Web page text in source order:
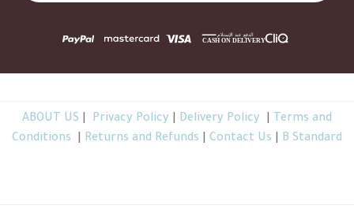
ABOUT US Privacy Policy Delivery Policy
Terms and
Conditions
Returns and Refunds Contact Us B Standard